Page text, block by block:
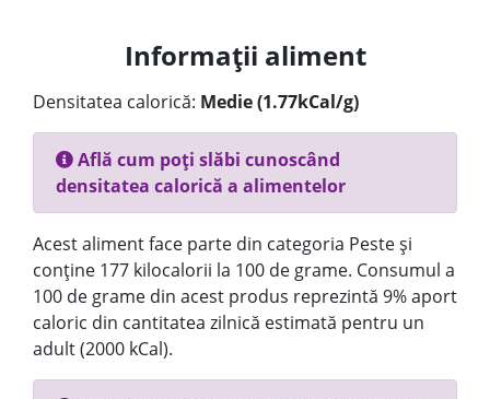
Informații aliment
Densitatea calorică: Medie (1.77kCal/g)
Află cum poți slăbi cunoscând
densitatea calorică a alimentelor
Acest aliment face parte din categoria Peste și
conține 177 kilocalorii la 100 de grame. Consumul a
100 de grame din acest produs reprezintă 9% aport
caloric din cantitatea zilnică estimată pentru un
adult (2000 kCal).